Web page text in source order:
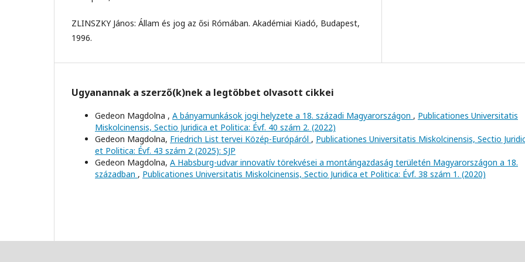
ZLINSZKY János: Állam és jog az ősi Rómában. Akadémiai Kiadó, Budapest,
1996.
Ugyanannak a szerző(k)nek a legtöbbet olvasott cikkei
Gedeon Magdolna , A bányamunkások jogi helyzete a 18. századi Magyarországon , Publicationes Universitatis
Miskolcinensis, Sectio Juridica et Politica: Évf. 40 szám 2. (2022)
Gedeon Magdolna, Friedrich List tervei Közép-Európáról , Publicationes Universitatis Miskolcinensis, Sectio
et Politica: Évf. 43 szám 2 (2025): SJP
Gedeon Magdolna, A Habsburg-udvar innovatív törekvései a montángazdaság területén Magyarországon a 18.
században , Publicationes Universitatis Miskolcinensis, Sectio Juridica et Politica: Évf. 38 szám 1. (2020)